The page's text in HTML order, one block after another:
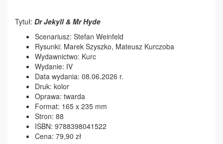
Tytuł: Dr Jekyll & Mr Hyde
Scenariusz: Stefan Weinfeld
Rysunki: Marek Szyszko, Mateusz Kurczoba
Wydawnictwo: Kurc
Wydanie: IV
Data wydania: 08.06.2026 r.
Druk: kolor
Oprawa: twarda
Format: 165 x 235 mm
Stron: 88
ISBN: 9788398041522
Cena: 79,90 zł